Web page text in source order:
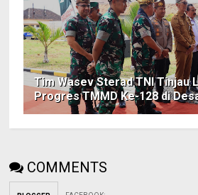
Tim Wasev Sterad TNI Tinjau
Progres TMMD Ke-128 di
COMMENTS